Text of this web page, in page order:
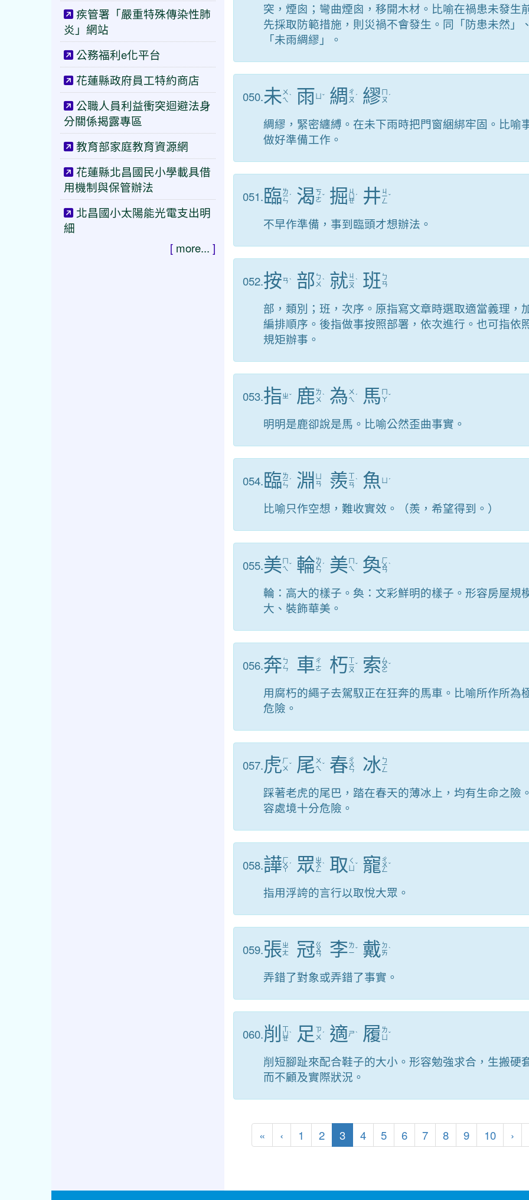
突，煙囪；彎曲煙囪，移開木材。比喻在禍患未發生
先採取防範措施，則災禍不會發生。同「防患未然」
「未雨綢繆」。
050.未 ㄨ
ㄟ ˋ 雨 ˇ 綢 ㄔ
ㄡ ˊ 繆 ㄇ
ㄡ ˊ
綢繆，緊密纏縛。在未下雨時把門窗綑綁牢固。比喻
做好準備工作。
051.臨ㄌ
ㄧ
ㄣ
ˊ 渴 ㄎ
ㄜˇ 掘 ㄐ
ㄩ
ㄝ
ˊ 井 ㄐ
ㄧ
ㄥ
ˇ
不早作準備，事到臨頭才想辦法。
052.按ㄢˋ 部 ㄅ
ㄨ ˋ 就 ㄐ
ㄧ
ㄡ
ˋ 班 ㄅ
ㄢ
部，類別；班，次序。原指寫文章時選取適當義理，
編排順序。後指做事按照部署，依次進行。也可指依
規矩辦事。
053.指ㄓˇ 鹿ㄌ
ㄨ ˋ 為 ㄨ
ㄟ ˊ 馬 ㄇ
ㄚˇ
明明是鹿卻說是馬。比喻公然歪曲事實。
054.臨ㄌ
ㄧ
ㄣ
ˊ 淵 ㄢ
羨 ㄒ
ㄧ
ㄢ
ˋ 魚 ˊ
比喻只作空想，難收實效。（羨，希望得到。）
055.美 ㄇ
ㄟ ˇ 輪ㄌ
ㄨ
ㄣ
ˊ 美 ㄇ
ㄟ ˇ 奐ㄏ
ㄨ
ㄢ
ˋ
輪：高大的樣子。奐：文彩鮮明的樣子。形容房屋規
大、裝飾華美。
056.奔 ㄅ
ㄣ
車ㄔ
ㄜ
朽ㄒ
ㄧ
ㄡ
ˇ 索 ㄙ
ㄨ
ㄛ
ˇ
用腐朽的繩子去駕馭正在狂奔的馬車。比喻所作所為
危險。
057.虎ㄏ
ㄨ ˇ 尾 ㄨ
ㄟ ˇ 春ㄔ
ㄨ
ㄣ 冰 ㄅ
ㄧ
ㄥ
踩著老虎的尾巴，踏在春天的薄冰上，均有生命之險
容處境十分危險。
058.譁ㄏ
ㄨ
ㄚ
ˊ 眾 ㄓ
ㄨ
ㄥ
ˋ 取 ㄑ
ˇ 寵 ㄔ
ㄨ
ㄥ
ˇ
指用浮誇的言行以取悅大眾。
059.張ㄓ
ㄤ
冠ㄍ
ㄨ
ㄢ 李ㄌ
ㄧˇ 戴 ㄉ
ㄞˋ
弄錯了對象或弄錯了事實。
060.削 ㄒ
ㄩ
ㄝ
ˋ 足 ㄗ
ㄨ ˊ 適ㄕˋ 履 ㄌ
ˇ
削短腳趾來配合鞋子的大小。形容勉強求合，生搬硬
而不顧及實際狀況。
«第一頁
‹上一頁
1 2 3(目前頁次)
4 5 6 7 8 9 10 ›下
疾管署「嚴重特殊傳染性肺
炎」網站
公務福利e化平台
花蓮縣政府員工特約商店
公職人員利益衝突迴避法身
分關係揭露專區
教育部家庭教育資源網
花蓮縣北昌國民小學載具借
用機制與保管辦法
北昌國小太陽能光電支出明
細
[ more... ]